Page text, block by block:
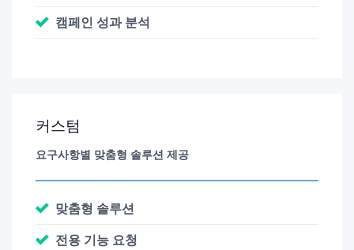
캠페인 성과 분석
커스텀
요구사항별 맞춤형 솔루션 제공
맞춤형 솔루션
전용 기능 요청